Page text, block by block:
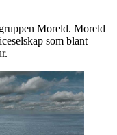
Moreld. Moreld
som blant